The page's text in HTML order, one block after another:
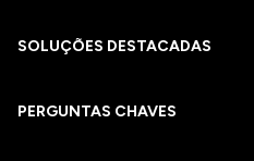
SOLUÇÕES DESTACADAS
PERGUNTAS CHAVES​